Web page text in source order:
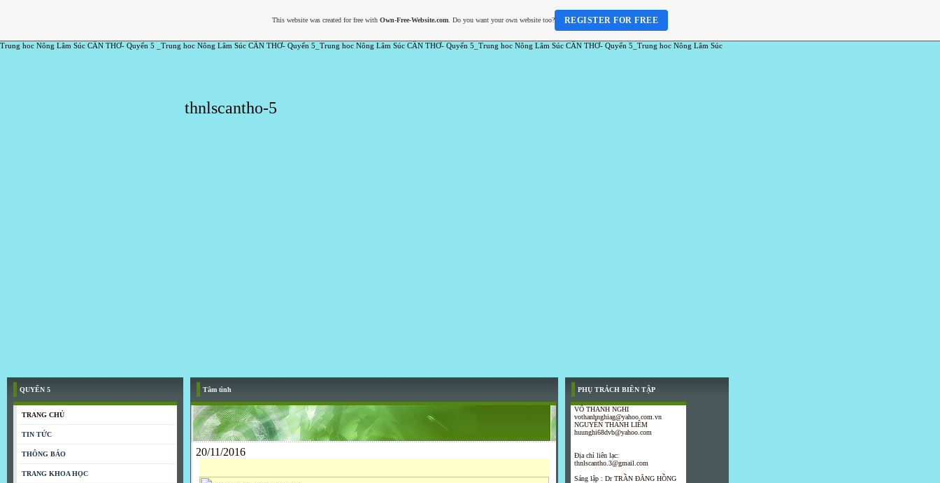
Trung hoc Nông Lâm Súc CẦN THƠ- Quyển 5 _Trung hoc Nông Lâm Súc CẦN THƠ- Quyển 5_Trung hoc Nông Lâm Súc CẦN THƠ- Quyển 5_Trung hoc Nông Lâm Súc CẦN THƠ- Quyển 5_Trung hoc Nông Lâm Súc
thnlscantho-5
QUYỂN 5
TRANG CHỦ
TIN TỨC
THÔNG BÁO
TRANG KHOA HỌC
Tâm tình
20/11/2016
PHỤ TRÁCH BIÊN TẬP
VÕ THANH NGHI
vothanhnghiag@yahoo.com.vn
NGUYỄN THANH LIÊM
huunghi68dvb@yahoo.com
Địa chỉ liên lạc:
thnlscantho.3@gmail.com
Sáng lập : Dr TRẦN ĐĂNG HỒNG
This website was created for free with Own-Free-Website.com. Do you want your own website too? REGISTER FOR FREE